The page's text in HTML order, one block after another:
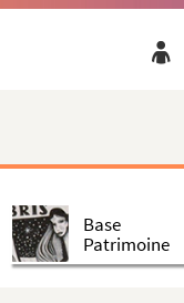
Base
Patrimoine
par Jules...
par Jules...